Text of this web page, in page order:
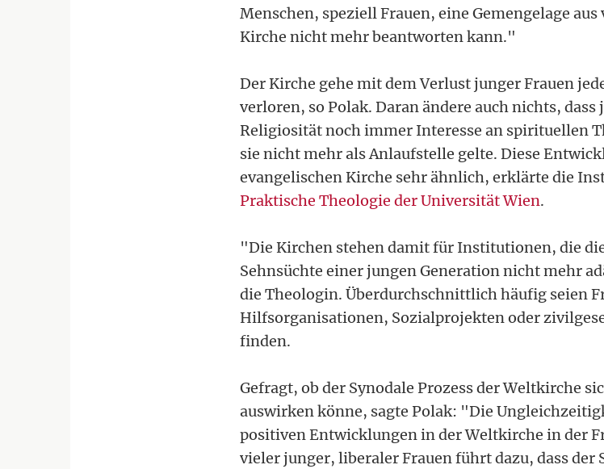
Menschen, speziell Frauen, eine Gemengelage
Kirche nicht mehr beantworten kann."
Der Kirche gehe mit dem Verlust junger Frauen
verloren, so Polak. Daran ändere auch nichts,
Religiosität noch immer Interesse an spirituellen
sie nicht mehr als Anlaufstelle gelte. Diese
evangelischen Kirche sehr ähnlich, erklärte die
Praktische Theologie der Universität Wien.
"Die Kirchen stehen damit für Institutionen, die
Sehnsüchte einer jungen Generation nicht mehr
die Theologin. Überdurchschnittlich häufig seien
Hilfsorganisationen, Sozialprojekten oder
finden.
Gefragt, ob der Synodale Prozess der Weltkirche
auswirken könne, sagte Polak: "Die
positiven Entwicklungen in der Weltkirche in der
vieler junger, liberaler Frauen führt dazu, dass der